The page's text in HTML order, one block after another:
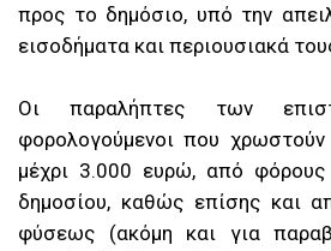
προς το δημόσιο, υπό την
εισοδήματα και περιουσιακά
Οι παραλήπτες των
φορολογούμενοι που
μέχρι 3.000 ευρώ, από
δημοσίου, καθώς επίσης και
φύσεως (ακόμη και για